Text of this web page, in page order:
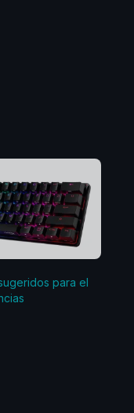
para el